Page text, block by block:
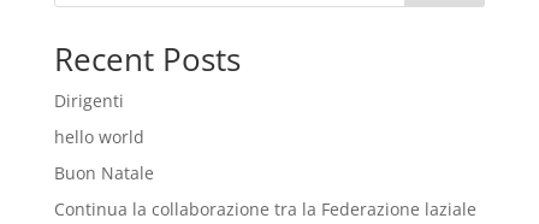
Recent Posts
Dirigenti
hello world
Buon Natale
Continua la collaborazione tra la Federazione laziale